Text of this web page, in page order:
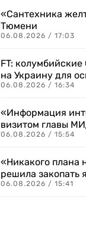
«Сантехника
Тюмени
06.08.2026 / 17:03
FT:
на Украину для
06.08.2026 / 16:34
«Информация
визитом главы
06.08.2026 / 15:54
«Никакого плана
решила закопать
06.08.2026 / 15:41